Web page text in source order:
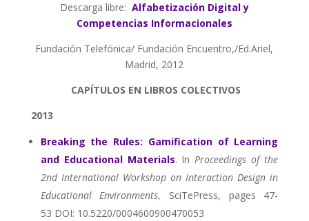
Descarga libre: Alfabetización Digital y
Competencias Informacionales
Fundación Telefónica/ Fundación Encuentro,/Ed.Ariel,
Madrid, 2012
CAPÍTULOS EN LIBROS COLECTIVOS
2013
Breaking the Rules: Gamification of Learning
and Educational Materials. InProceedings of the
2nd International Workshop on Interaction Design in
Educational Environments, SciTePress, pages 47-
53 DOI: 10.5220/0004600900470053